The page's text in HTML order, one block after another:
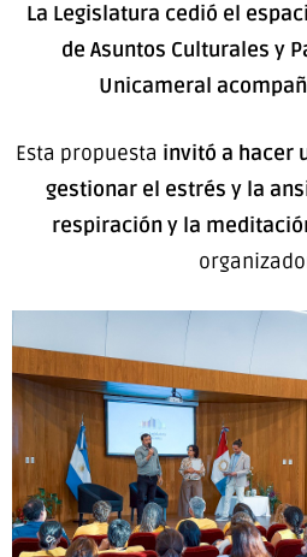
La Legislatura cedió el
de Asuntos Culturales y
Unicameral
Esta propuesta invitó a hacer
gestionar el estrés y la
respiración y la